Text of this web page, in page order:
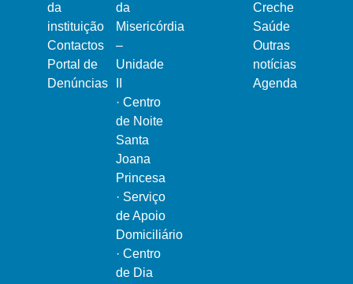
da
instituição
Contactos
Portal de
Denúncias
da
Misericórdia
–
Unidade
· Centro
de Noite
Santa
Joana
Princesa
· Serviço
de Apoio
Domiciliário
· Centro
de Dia
Creche
Saúde
Outras
notícias
Agenda